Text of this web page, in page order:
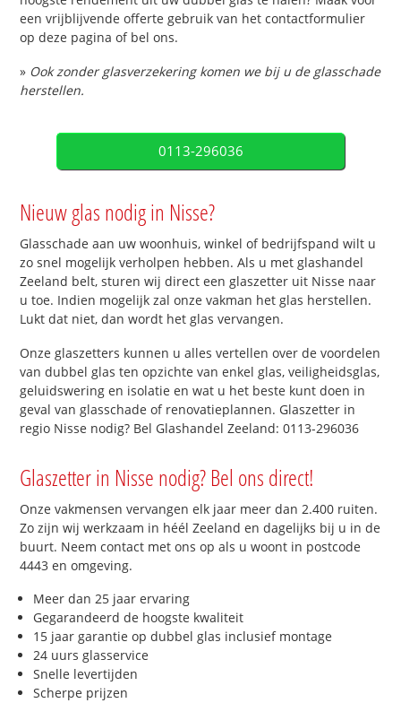
een vrijblijvende offerte gebruik van het contactformulier
op deze pagina of bel ons.
» Ook zonder glasverzekering komen we bij u de glasschade
herstellen.
0113-296036
Nieuw glas nodig in Nisse?
Glasschade aan uw woonhuis, winkel of bedrijfspand wilt u
zo snel mogelijk verholpen hebben. Als u met glashandel
Zeeland belt, sturen wij direct een glaszetter uit Nisse naar
u toe. Indien mogelijk zal onze vakman het glas herstellen.
Lukt dat niet, dan wordt het glas vervangen.
Onze glaszetters kunnen u alles vertellen over de voordelen
van dubbel glas ten opzichte van enkel glas, veiligheidsglas,
geluidswering en isolatie en wat u het beste kunt doen in
geval van glasschade of renovatieplannen. Glaszetter in
regio Nisse nodig? Bel Glashandel Zeeland: 0113-296036
Glaszetter in Nisse nodig? Bel ons direct!
Onze vakmensen vervangen elk jaar meer dan 2.400 ruiten.
Zo zijn wij werkzaam in héél Zeeland en dagelijks bij u in de
buurt. Neem contact met ons op als u woont in postcode
4443 en omgeving.
Meer dan 25 jaar ervaring
Gegarandeerd de hoogste kwaliteit
15 jaar garantie op dubbel glas inclusief montage
24 uurs glasservice
Snelle levertijden
Scherpe prijzen